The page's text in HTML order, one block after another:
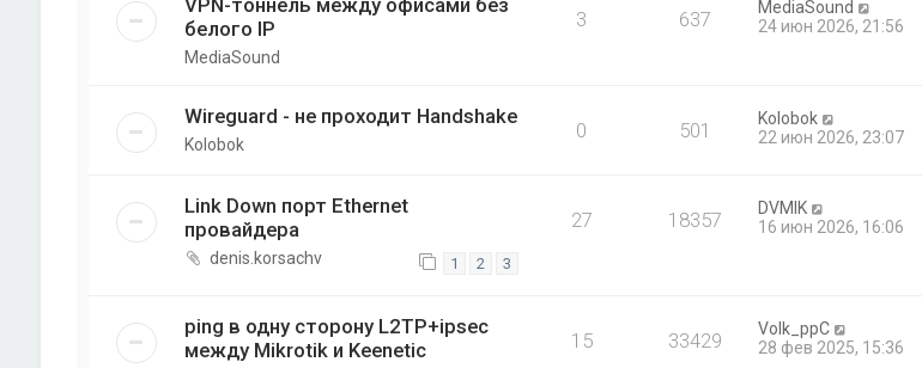
VPN-тоннель между офисами без
белого IP
MediaSound
3 637
MediaSound
24 июн 2026, 21:56
Wireguard - не проходит Handshake
Kolobok
0 501
Kolobok
22 июн 2026, 23:07
Link Down порт Ethernet
провайдера
denis.korsachv 1 2 3
27 18357
DVMIK
16 июн 2026, 16:06
ping в одну сторону L2TP+ipsec
между Mikrotik и Keenetic
15 33429
Volk_ppC
28 фев 2025, 15:36